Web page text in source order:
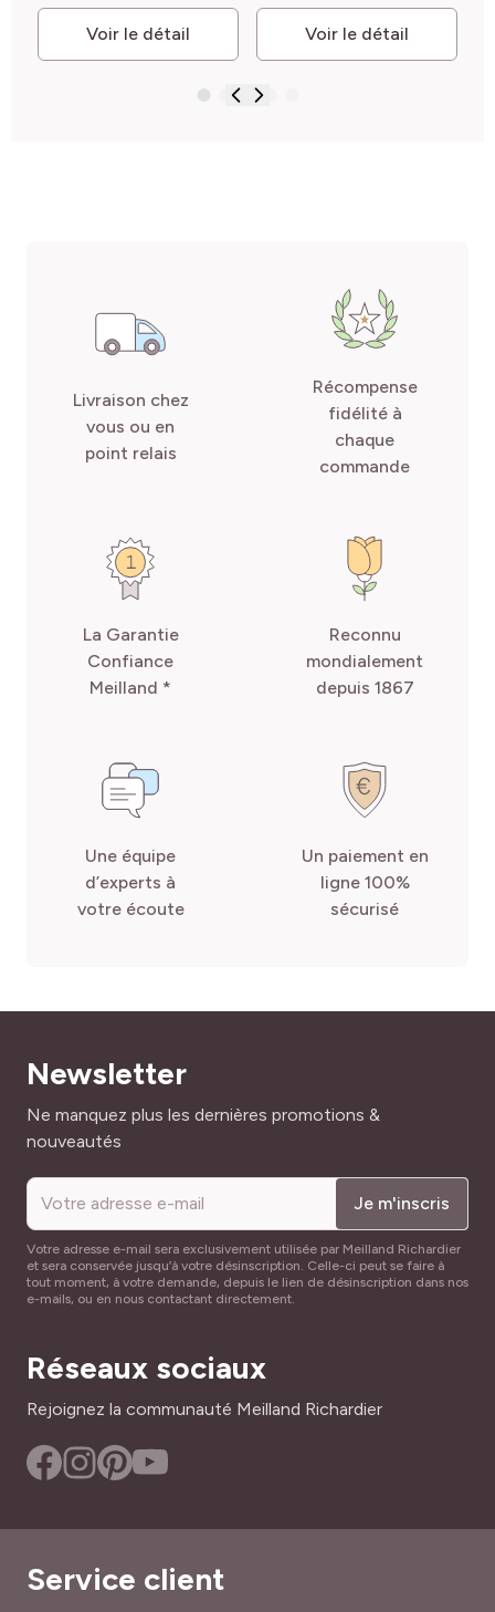
Voir le détail Voir le détail
Livraison chez
vous ou en
point relais
Récompense
fidélité à
chaque
commande
La Garantie
Confiance
Meilland *
Reconnu
mondialement
depuis 1867
Une équipe
d’experts à
votre écoute
Un paiement en
ligne 100%
sécurisé
Newsletter
Adresse mail
Ne manquez plus les dernières promotions &
nouveautés
Je m'inscris
Votre adresse e-mail sera exclusivement utilisée par Meilland Richardier
et sera conservée jusqu’à votre désinscription. Celle-ci peut se faire à
tout moment, à votre demande, depuis le lien de désinscription dans nos
e-mails, ou en nous contactant directement.
Réseaux sociaux
Rejoignez la communauté Meilland Richardier
Service client